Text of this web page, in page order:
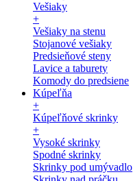
Vešiaky
+
Vešiaky na stenu
Stojanové vešiaky
Predsieňové steny
Lavice a taburety
Komody do predsiene
Kúpeľňa
+
Kúpeľňové skrinky
+
Vysoké skrinky
Spodné skrinky
Skrinky pod umývadlo